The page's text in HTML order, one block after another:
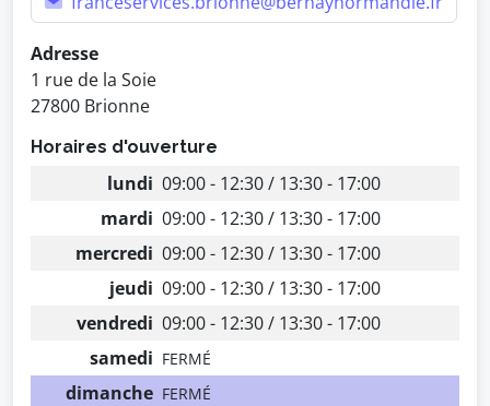
Adresse
1 rue de la Soie
27800 Brionne
Horaires d'ouverture
lundi 09:00 - 12:30 / 13:30 - 17:00
mardi 09:00 - 12:30 / 13:30 - 17:00
mercredi 09:00 - 12:30 / 13:30 - 17:00
jeudi 09:00 - 12:30 / 13:30 - 17:00
vendredi 09:00 - 12:30 / 13:30 - 17:00
samedi FERMÉ
dimanche FERMÉ